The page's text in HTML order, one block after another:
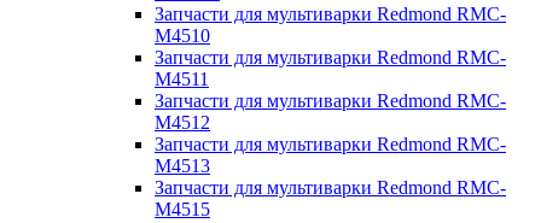
Запчасти для мультиварки Redmond RMC-
M4510
Запчасти для мультиварки Redmond RMC-
M4511
Запчасти для мультиварки Redmond RMC-
M4512
Запчасти для мультиварки Redmond RMC-
M4513
Запчасти для мультиварки Redmond RMC-
M4515